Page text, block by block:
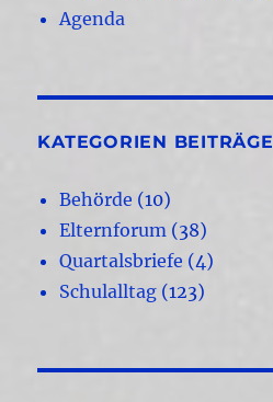
Agenda
KATEGORIEN BEITRÄGE
Behörde (10)
Elternforum (38)
Quartalsbriefe (4)
Schulalltag (123)